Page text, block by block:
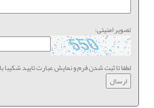
تصویر امنیتی:
لطفا تا ثبت شدن فرم و نمایش عبارت تایید شکیبا